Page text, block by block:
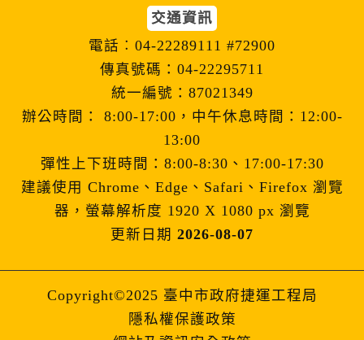
交通資訊
電話︰04-22289111 #72900
傳真號碼：04-22295711
統一編號：87021349
辦公時間： 8:00-17:00，中午休息時間：12:00-
13:00
彈性上下班時間：8:00-8:30、17:00-17:30
建議使用 Chrome、Edge、Safari、Firefox 瀏覽
器，螢幕解析度 1920 X 1080 px 瀏覽
更新日期 2026-08-07
Copyright©2025 臺中市政府捷運工程局
隱私權保護政策